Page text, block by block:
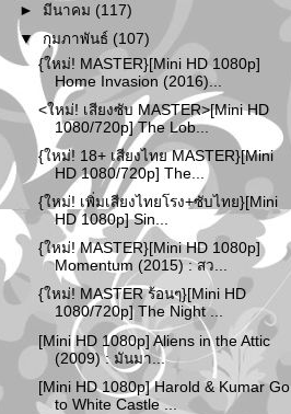
►มีนาคม (117)
▼ กุมภาพันธ์ (107)
{ใหม่! MASTER}[Mini HD 1080p]
Home Invasion (2016)...
<ใหม่! เสียงซับ MASTER>[Mini HD
1080/720p] The Lob...
{ใหม่! 18+ เสียงไทย MASTER}[Mini
HD 1080/720p] The...
{ใหม่! เพิ่มเสียงไทยโรง+ซับไทย}[Mini
HD 1080p] Sin...
{ใหม่! MASTER}[Mini HD 1080p]
Momentum (2015) : สว...
{ใหม่! MASTER ร้อนๆ}[Mini HD
1080/720p] The Night ...
[Mini HD 1080p] Aliens in the Attic
(2009) : มันมา...
[Mini HD 1080p] Harold & Kumar Go
to White Castle ...